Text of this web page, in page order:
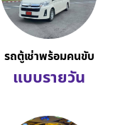
รถตู้เช่าพร้อมคนขับ
แบบรายวัน